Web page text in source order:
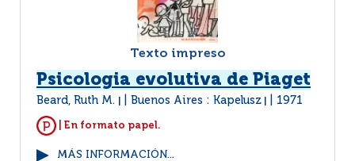
Texto impreso
Psicologia evolutiva de Piaget
Beard, Ruth M. Buenos Aires : Kapelusz 1971
| En formato papel.
MÁS INFORMACIÓN...